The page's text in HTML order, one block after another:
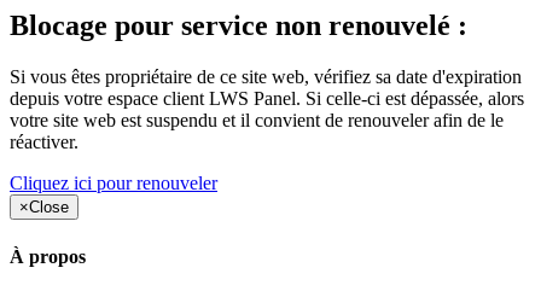
Blocage pour service non renouvelé :
Si vous êtes propriétaire de ce site web, vérifiez sa date d'expiration
depuis votre espace client LWS Panel. Si celle-ci est dépassée, alors
votre site web est suspendu et il convient de renouveler afin de le
réactiver.
Cliquez ici pour renouveler
×Close
À propos